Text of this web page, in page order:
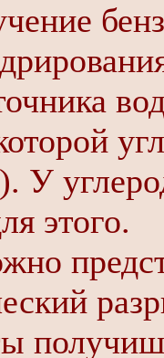
У
этого.